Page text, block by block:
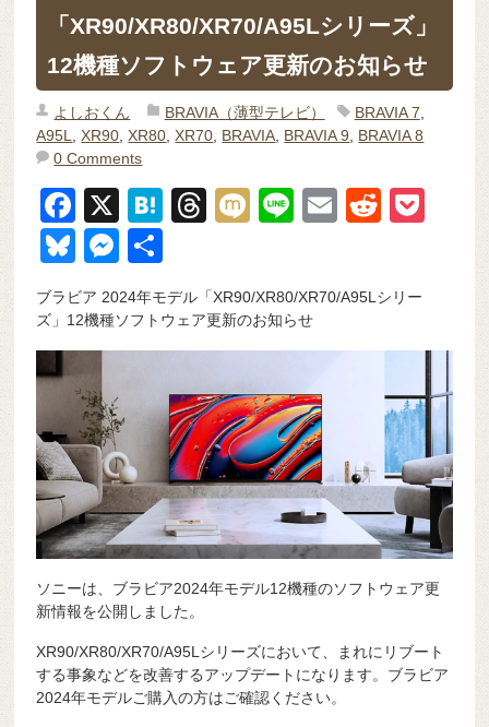
「XR90/XR80/XR70/A95Lシリーズ」
12機種ソフトウェア更新のお知らせ
よしおくん BRAVIA（薄型テレビ） BRAVIA 7
A95L
,XR90 ,XR80 ,XR70 BRAVIA BRAVIA 9
BRAVIA 8
0 Comments
F
a
c
e
b
o
o
k
X
H
n
a
T
a
d
M
Li
E
R
di
t
Bl
u
e
sk
y
M
ss
e
g
er
ブラビア 2024年モデル「XR90/XR80/XR70/A95Lシリー
ズ」12機種ソフトウェア更新のお知らせ
ソニーは、ブラビア2024年モデル12機種のソフトウェア更
新情報を公開しました。
XR90/XR80/XR70/A95Lシリーズにおいて、まれにリブート
する事象などを改善するアップデートになります。ブラビア
2024年モデルご購入の方はご確認ください。